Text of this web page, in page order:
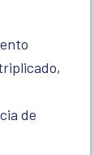
de